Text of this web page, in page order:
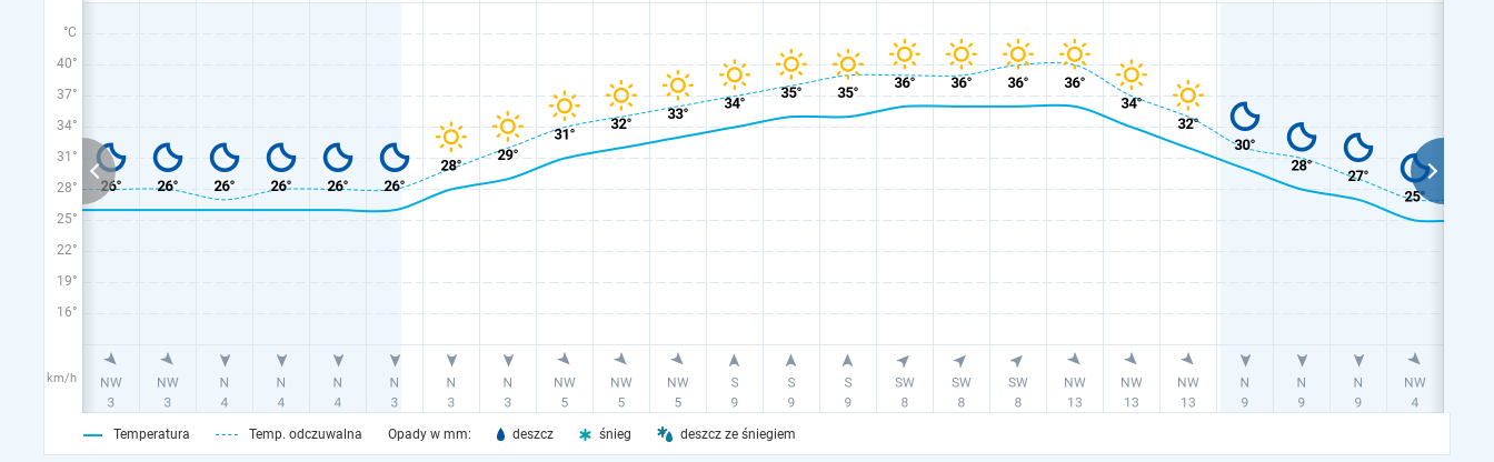
°C
40°
37°
34°
31°
28°
25°
22°
19°
16°
km/h
Temperatura Temp. odczuwalna Opady w mm: deszcz śnieg deszcz ze śniegiem